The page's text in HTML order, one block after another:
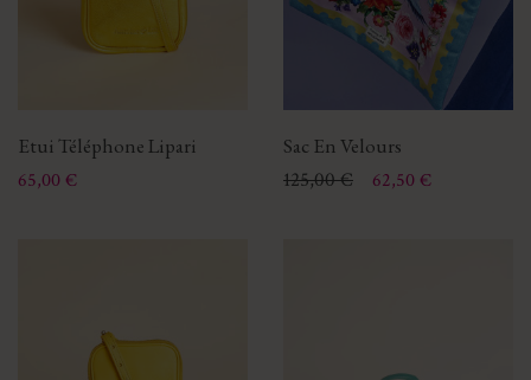
Etui Téléphone Lipari
Prix
65,00 €
Sac En Velours
Prix
Prix de base
125,00 € 62,50 €